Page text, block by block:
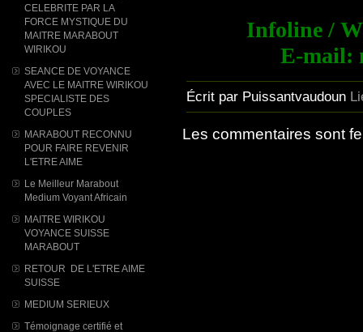
CELEBRITE PAR LA
FORCE MYSTIQUE DU
MAITRE MARABOUT
WIRIKOU
SEANCE DE VOYANCE
AVEC LE MAITRE WIRIKOU
SPECIALISTE DES
COUPLES
MARABOUT RECONNU
POUR FAIRE REVENIR
L'ETRE AIME
Le Meilleur Marabout
Medium Voyant Africain
MAITRE WIRIKOU
VOYANCE SUISSE
MARABOUT
RETOUR DE L'ETRE AIME
SUISSE
MEDIUM SERIEUX
Témoignage certifié et
Infoline /
E-mail:
Écrit par Puissantvaudoun
Les commentaires sont